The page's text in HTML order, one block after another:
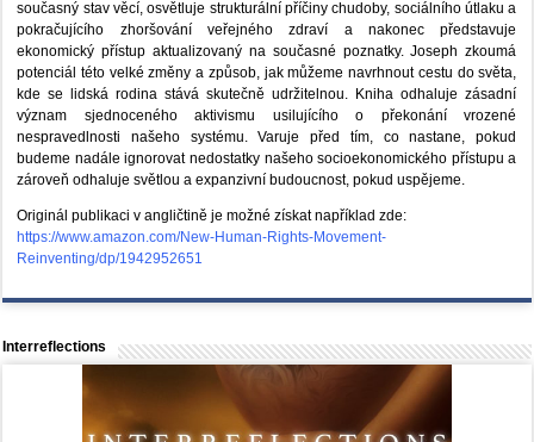
současný stav věcí, osvětluje strukturální příčiny chudoby, sociálního útlaku a
pokračujícího zhoršování veřejného zdraví a nakonec představuje
ekonomický přístup aktualizovaný na současné poznatky. Joseph zkoumá
potenciál této velké změny a způsob, jak můžeme navrhnout cestu do světa,
kde se lidská rodina stává skutečně udržitelnou. Kniha odhaluje zásadní
význam sjednoceného aktivismu usilujícího o překonání vrozené
nespravedlnosti našeho systému. Varuje před tím, co nastane, pokud
budeme nadále ignorovat nedostatky našeho socioekonomického přístupu a
zároveň odhaluje světlou a expanzivní budoucnost, pokud uspějeme.
Originál publikaci v angličtině je možné získat například zde:
https://www.amazon.com/New-Human-Rights-Movement-
Reinventing/dp/1942952651
Interreflections